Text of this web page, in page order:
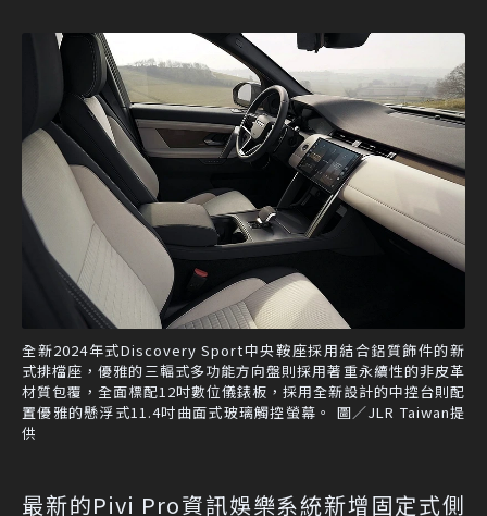
全新2024年式Discovery Sport中央鞍座採用結合鋁質飾件的新
式排檔座，優雅的三輻式多功能方向盤則採用著重永續性的非皮革
材質包覆，全面標配12吋數位儀錶板，採用全新設計的中控台則配
置優雅的懸浮式11.4吋曲面式玻璃觸控螢幕。 圖／JLR Taiwan提
供
最新的Pivi Pro資訊娛樂系統新增固定式側